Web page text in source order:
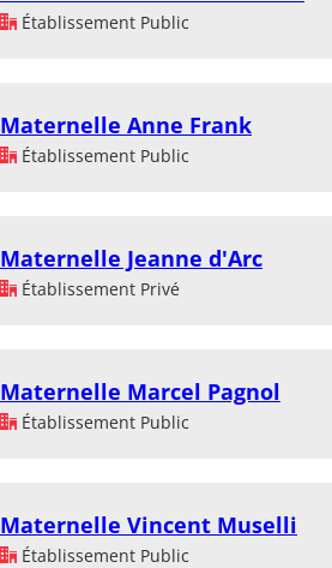
Établissement Public
Maternelle Anne Frank
Établissement Public
Maternelle Jeanne d'Arc
Établissement Privé
Maternelle Marcel Pagnol
Établissement Public
Maternelle Vincent Muselli
Établissement Public